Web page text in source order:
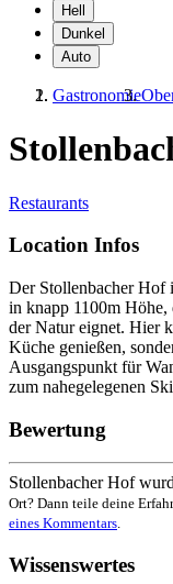
Hell
Dunkel
Auto
Gastronomie
Restaurants
Location Infos
Der Stollenbacher Hof
in knapp 1100m Höhe,
der Natur eignet. Hier
Küche genießen,
Ausgangspunkt für
zum nahegelegenen
Bewertung
Stollenbacher Hof
Ort? Dann teile deine
eines Kommentars.
Wissenswertes